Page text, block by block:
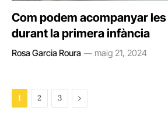
Com podem acompanyar
durant la primera infància
Rosa Garcia Roura maig 21, 2024
1 2 3 Next